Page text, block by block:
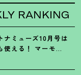
ナミューズ10月号は
使える ！ マーモッ